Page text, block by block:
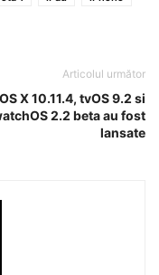
Articolul următor
OS X 10.11.4, tvOS 9.2 si
2.2 beta au fost
lansate